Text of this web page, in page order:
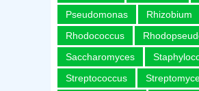
Pseudomonas
Rhizobium
Rhodococcus
Saccharomyces
Streptococcus